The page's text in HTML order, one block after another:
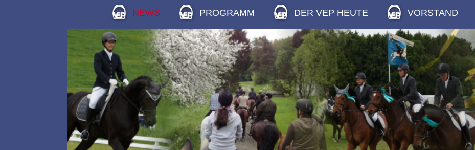
NEWS PROGRAMM DER VEP HEUTE VORSTAND